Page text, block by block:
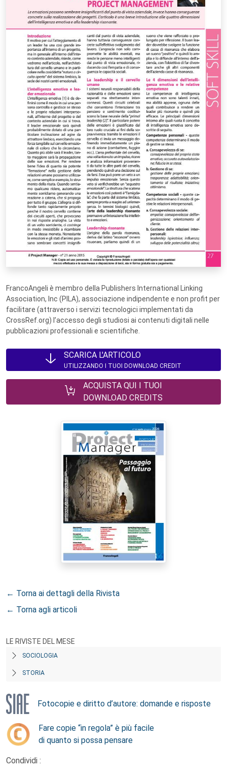
FrancoAngeli è membro della Publishers International Linking
Association, Inc (PILA), associazione indipendente e non profit per
facilitare (attraverso i servizi tecnologici implementati da
CrossRef.org) l’accesso degli studiosi ai contenuti digitali nelle
pubblicazioni professionali e scientifiche.
SCARICA L'ARTICOLO
UTILIZZANDO I TUOI DOWNLOAD CREDIT
ACQUISTA QUI I TUOI
DOWNLOAD CREDITS
← Torna ai dettagli della Rivista
← Torna agli articoli
LE RIVISTE DEL MESE
SOCIOLOGIA
STORIA
Fotocopie e diritto d’autore: domande e risposte
Fare copie “in regola” è più facile
di quanto si possa pensare
Condividi :